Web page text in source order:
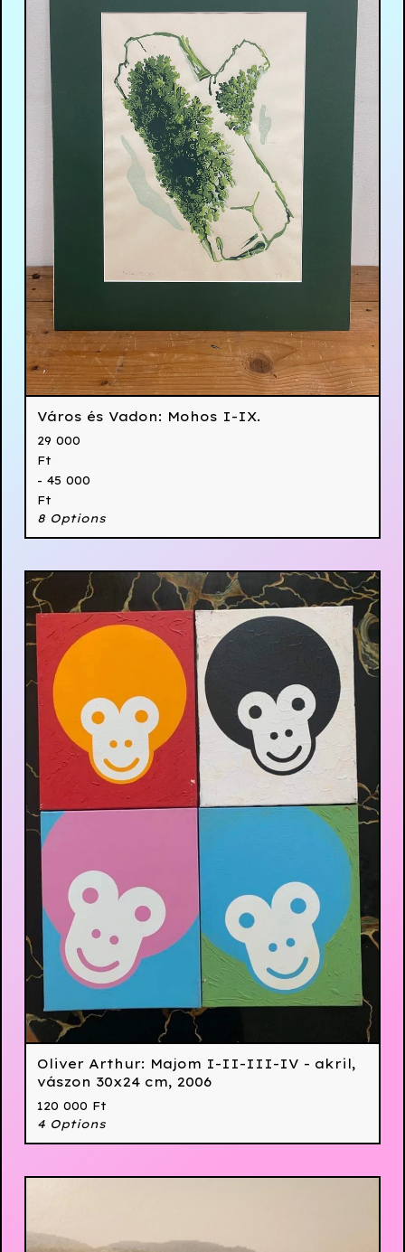
Város és Vadon: Mohos I-IX.
29 000
Ft
- 45 000
Ft
8 Options
Oliver Arthur: Majom I-II-III-IV - akril,
vászon 30x24 cm, 2006
120 000 Ft
4 Options